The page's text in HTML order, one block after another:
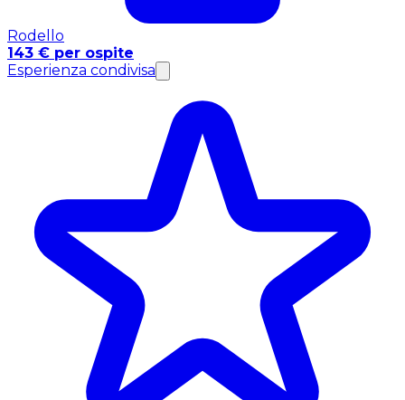
Rodello
143 € per ospite
Esperienza condivisa